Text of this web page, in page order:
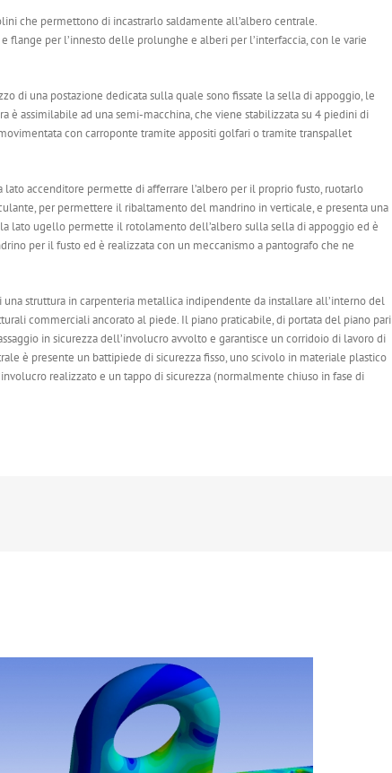
che permettono di incastrarlo saldamente all’albero centrale.
flange per l’innesto delle prolunghe e alberi per l’interfaccia, con le varie
di una postazione dedicata sulla quale sono fissate la sella di appoggio, le
assimilabile ad una semi-macchina, che viene stabilizzata su 4 piedini di
con carroponte tramite appositi golfari o tramite transpallet
accenditore permette di afferrare l’albero per il proprio fusto, ruotarlo
per permettere il ribaltamento del mandrino in verticale, e presenta una
lato ugello permette il rotolamento dell’albero sulla sella di appoggio ed è
per il fusto ed è realizzata con un meccanismo a pantografo che ne
struttura in carpenteria metallica indipendente da installare all’interno del
commerciali ancorato al piede. Il piano praticabile, di portata del piano pari
in sicurezza dell’involucro avvolto e garantisce un corridoio di lavoro di
è presente un battipiede di sicurezza fisso, uno scivolo in materiale plastico
realizzato e un tappo di sicurezza (normalmente chiuso in fase di